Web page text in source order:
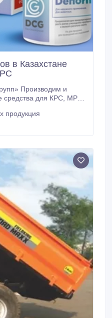
в Казахстане
и
для КРС, МРС
манипуляций *
и антисептическим
животных
под ВАШИМ
звонить по указанному
Telegram.
продукция